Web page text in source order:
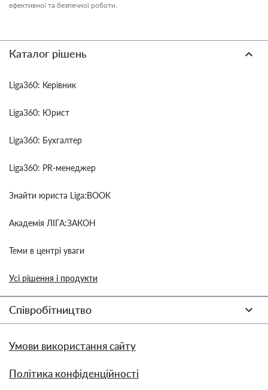
ефективної та безпечної роботи.
Каталог рішень
Liga360: Керівник
Liga360: Юрист
Liga360: Бухгалтер
Liga360: PR-менеджер
Знайти юриста Liga:BOOK
Академія ЛІГА:ЗАКОН
Теми в центрі уваги
Усі рішення і продукти
Співробітництво
Умови використання сайту
Політика конфіденційності